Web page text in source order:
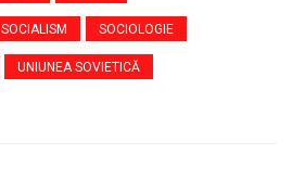
SOCIALISM SOCIOLOGIE
UNIUNEA SOVIETICĂ